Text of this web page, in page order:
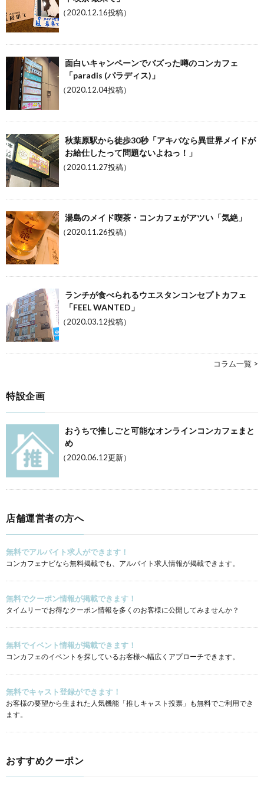
（2020.12.16投稿）
面白いキャンペーンでバズった噂のコンカフェ
「paradis (パラディス)」
（2020.12.04投稿）
秋葉原駅から徒歩30秒「アキバなら異世界メイドが
お給仕したって問題ないよねっ！」
（2020.11.27投稿）
湯島のメイド喫茶・コンカフェがアツい「気絶」
（2020.11.26投稿）
ランチが食べられるウエスタンコンセプトカフェ
「FEEL WANTED」
（2020.03.12投稿）
コラム一覧 >
特設企画
おうちで推しごと可能なオンラインコンカフェまと
め
（2020.06.12更新）
店舗運営者の方へ
無料でアルバイト求人ができます！
コンカフェナビなら無料掲載でも、アルバイト求人情報が掲載できます。
無料でクーポン情報が掲載できます！
タイムリーでお得なクーポン情報を多くのお客様に公開してみませんか？
無料でイベント情報が掲載できます！
コンカフェのイベントを探しているお客様へ幅広くアプローチできます。
無料でキャスト登録ができます！
お客様の要望から生まれた人気機能「推しキャスト投票」も無料でご利用でき
ます。
おすすめクーポン